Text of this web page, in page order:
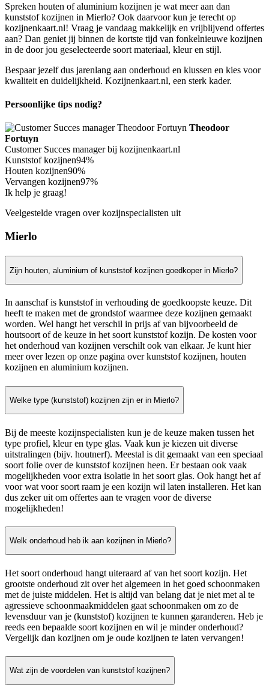
Spreken houten of aluminium kozijnen je wat meer aan dan
kunststof kozijnen in Mierlo? Ook daarvoor kun je terecht op
kozijnenkaart.nl! Vraag je vandaag makkelijk en vrijblijvend offertes
aan? Dan geniet jij binnen de kortste tijd van fonkelnieuwe kozijnen
in de door jou geselecteerde soort materiaal, kleur en stijl.
Bespaar jezelf dus jarenlang aan onderhoud en klussen en kies voor
kwaliteit en duidelijkheid. Kozijnenkaart.nl, een sterk kader.
Persoonlijke tips nodig?
Theodoor
Fortuyn
Customer Succes manager bij kozijnenkaart.nl
Kunststof kozijnen94%
Houten kozijnen90%
Vervangen kozijnen97%
Ik help je graag!
Veelgestelde vragen over kozijnspecialisten uit
Mierlo
Zijn houten, aluminium of kunststof kozijnen goedkoper in Mierlo?
In aanschaf is kunststof in verhouding de goedkoopste keuze. Dit
heeft te maken met de grondstof waarmee deze kozijnen gemaakt
worden. Wel hangt het verschil in prijs af van bijvoorbeeld de
houtsoort of de keuze in het soort kunststof kozijn. De kosten voor
het onderhoud van kozijnen verschilt ook van elkaar. Je kunt hier
meer over lezen op onze pagina over kunststof kozijnen, houten
kozijnen en aluminium kozijnen.
Welke type (kunststof) kozijnen zijn er in Mierlo?
Bij de meeste kozijnspecialisten kun je de keuze maken tussen het
type profiel, kleur en type glas. Vaak kun je kiezen uit diverse
uitstralingen (bijv. houtnerf). Meestal is dit gemaakt van een speciaal
soort folie over de kunststof kozijnen heen. Er bestaan ook vaak
mogelijkheden voor extra isolatie in het soort glas. Ook hangt het af
voor wat voor soort raam je een kozijn wil laten installeren. Het kan
dus zeker uit om offertes aan te vragen voor de diverse
mogelijkheden!
Welk onderhoud heb ik aan kozijnen in Mierlo?
Het soort onderhoud hangt uiteraard af van het soort kozijn. Het
grootste onderhoud zit over het algemeen in het goed schoonmaken
met de juiste middelen. Het is altijd van belang dat je niet met al te
agressieve schoonmaakmiddelen gaat schoonmaken om zo de
levensduur van je (kunststof) kozijnen te kunnen garanderen. Heb je
reeds een bepaalde soort kozijnen en wil je minder onderhoud?
Vergelijk dan kozijnen om je oude kozijnen te laten vervangen!
Wat zijn de voordelen van kunststof kozijnen?